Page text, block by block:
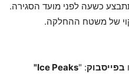
כשעה לפני מועד הסגירה.
של משטח ההחלקה.
בפייסבוק: "
Ice Peaks"